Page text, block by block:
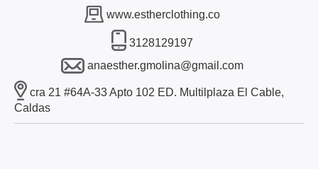
www.estherclothing.co
3128129197
anaesther.gmolina@gmail.com
cra 21 #64A-33 Apto 102 ED. Multilplaza El Cable,
Caldas